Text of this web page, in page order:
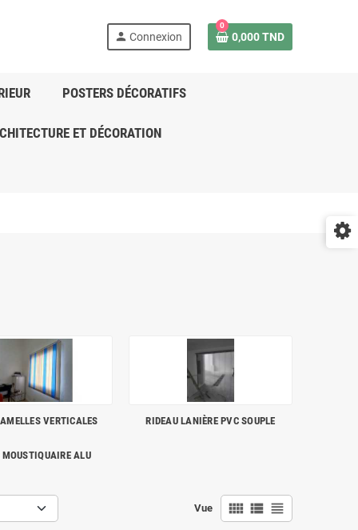
person Connexion
0
0,000 TND
POSTERS DÉCORATIFS
ET DÉCORATION
VERTICALES RIDEAU LANIÈRE PVC SOUPLE
MOUSTIQUAIRE ALU
Vue view_comfy view_list view_headline